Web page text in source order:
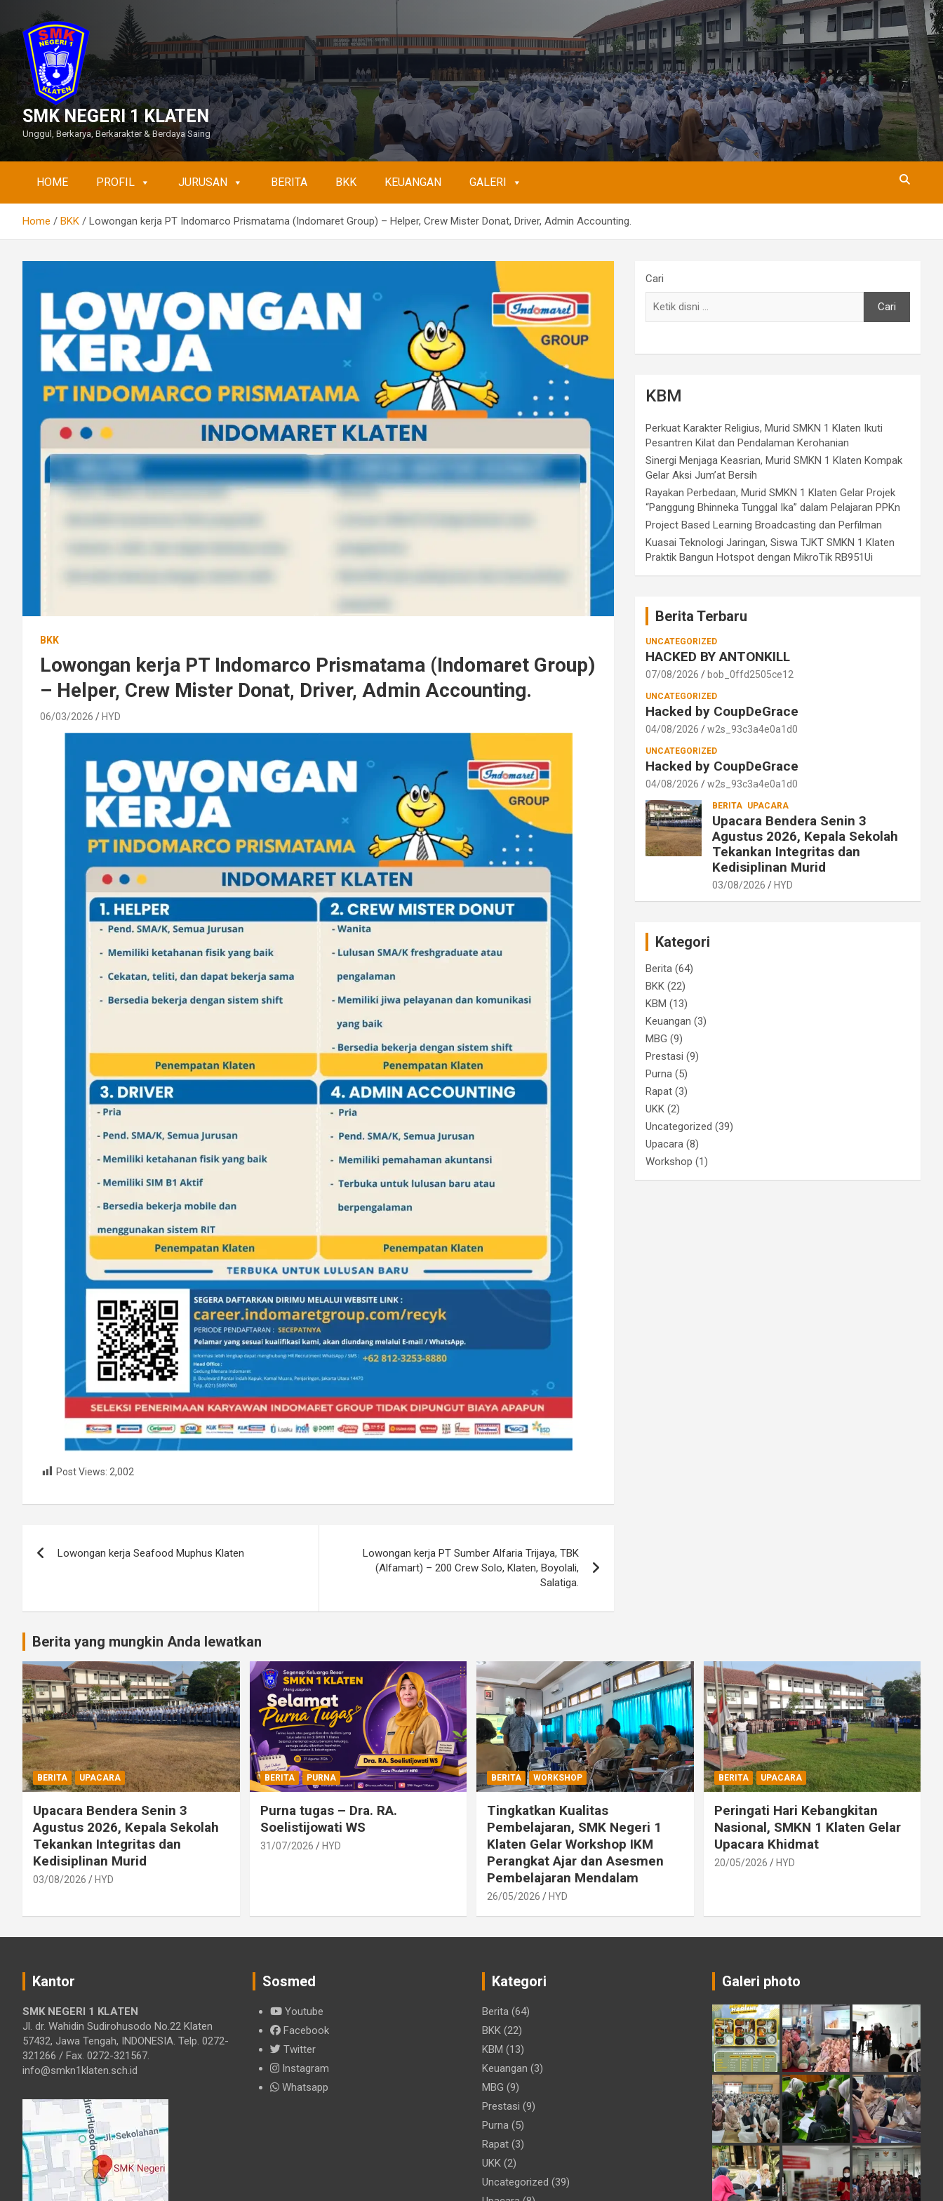
content
SMK NEGERI 1 KLATEN
Unggul, Berkarya, Berkarakter & Berdaya Saing
HOME PROFIL JURUSAN BERITA BKK KEUANGAN GALERI
Home BKK Lowongan kerja PT Indomarco Prismatama (Indomaret Group) – Helper, Crew Mister Donat, Driver, Admin Accounting.
BKK
Lowongan kerja PT Indomarco Prismatama (Indomaret Group)
– Helper, Crew Mister Donat, Driver, Admin Accounting.
06/03/2026 HYD
Post Views: 2,002
navigation
Lowongan kerja Seafood Muphus Klaten
Lowongan kerja PT Sumber Alfaria Trijaya, TBK
(Alfamart) – 200 Crew Solo, Klaten, Boyolali,
Salatiga.
Cari
Cari
KBM
Perkuat Karakter Religius, Murid SMKN 1 Klaten Ikuti
Pesantren Kilat dan Pendalaman Kerohanian
Sinergi Menjaga Keasrian, Murid SMKN 1 Klaten Kompak
Gelar Aksi Jum’at Bersih
Rayakan Perbedaan, Murid SMKN 1 Klaten Gelar Projek
“Panggung Bhinneka Tunggal Ika” dalam Pelajaran PPKn
Project Based Learning Broadcasting dan Perfilman
Kuasai Teknologi Jaringan, Siswa TJKT SMKN 1 Klaten
Praktik Bangun Hotspot dengan MikroTik RB951Ui
Berita Terbaru
UNCATEGORIZED
HACKED BY ANTONKILL
07/08/2026 bob_0ffd2505ce12
UNCATEGORIZED
Hacked by CoupDeGrace
04/08/2026 w2s_93c3a4e0a1d0
UNCATEGORIZED
Hacked by CoupDeGrace
04/08/2026 w2s_93c3a4e0a1d0
BERITA UPACARA
Upacara Bendera Senin 3
Agustus 2026, Kepala Sekolah
Tekankan Integritas dan
Kedisiplinan Murid
03/08/2026 HYD
Kategori
Berita (64)
BKK (22)
KBM (13)
Keuangan (3)
MBG (9)
Prestasi (9)
Purna (5)
Rapat (3)
UKK (2)
Uncategorized (39)
Upacara (8)
Workshop (1)
Berita yang mungkin Anda lewatkan
BERITA UPACARA
Upacara Bendera Senin 3
Agustus 2026, Kepala Sekolah
Tekankan Integritas dan
Kedisiplinan Murid
03/08/2026 HYD
BERITA PURNA
Purna tugas – Dra. RA.
Soelistijowati WS
31/07/2026 HYD
BERITA WORKSHOP
Tingkatkan Kualitas
Pembelajaran, SMK Negeri 1
Klaten Gelar Workshop IKM
Perangkat Ajar dan Asesmen
Pembelajaran Mendalam
26/05/2026 HYD
BERITA UPACARA
Peringati Hari Kebangkitan
Nasional, SMKN 1 Klaten Gelar
Upacara Khidmat
20/05/2026 HYD
Kantor
SMK NEGERI 1 KLATEN
Jl. dr. Wahidin Sudirohusodo No.22 Klaten
57432, Jawa Tengah, INDONESIA. Telp. 0272-
321266 / Fax. 0272-321567.
info@smkn1klaten.sch.id
Sosmed
Youtube
Facebook
Twitter
Instagram
Whatsapp
Kategori
Berita (64)
BKK (22)
KBM (13)
Keuangan (3)
MBG (9)
Prestasi (9)
Purna (5)
Rapat (3)
UKK (2)
Uncategorized (39)
Galeri photo